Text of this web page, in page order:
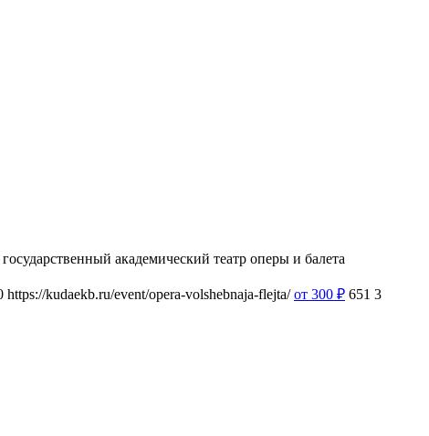
академический театр оперы и балета
https://kudaekb.ru/event/opera-volshebnaja-flejta/ от 300 ₽ 651 3